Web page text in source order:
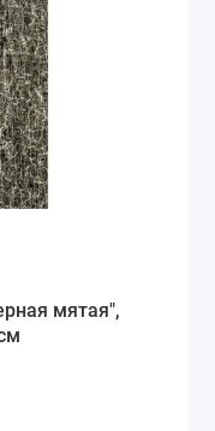
мятая",